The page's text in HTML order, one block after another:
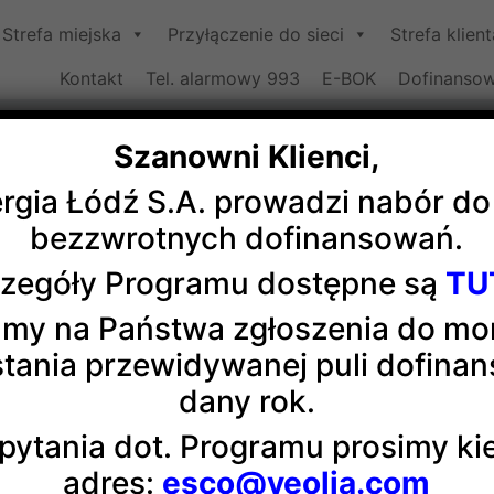
Strefa miejska Przyłączenie do sieci Strefa
Kontakt
Tel. alarmowy 993 E-BOK
do nagrody Laur
do nagrody Laur Ciepłownictwa w kategorii:
inter pares” o sprzedaży ciepła powyżej 1 000 001 GJ.
wręczenie nagród odbędzie się tradycyjnie w
dla naszej firmy.
Szanowni Klienci,
Łódź S.A. prowadzi nabór
bezzwrotnych dofinansowań.
Programu dostępne są
na Państwa zgłoszenia do
przewidywanej puli
dany rok.
dot. Programu prosimy
adres: esco@veolia.com